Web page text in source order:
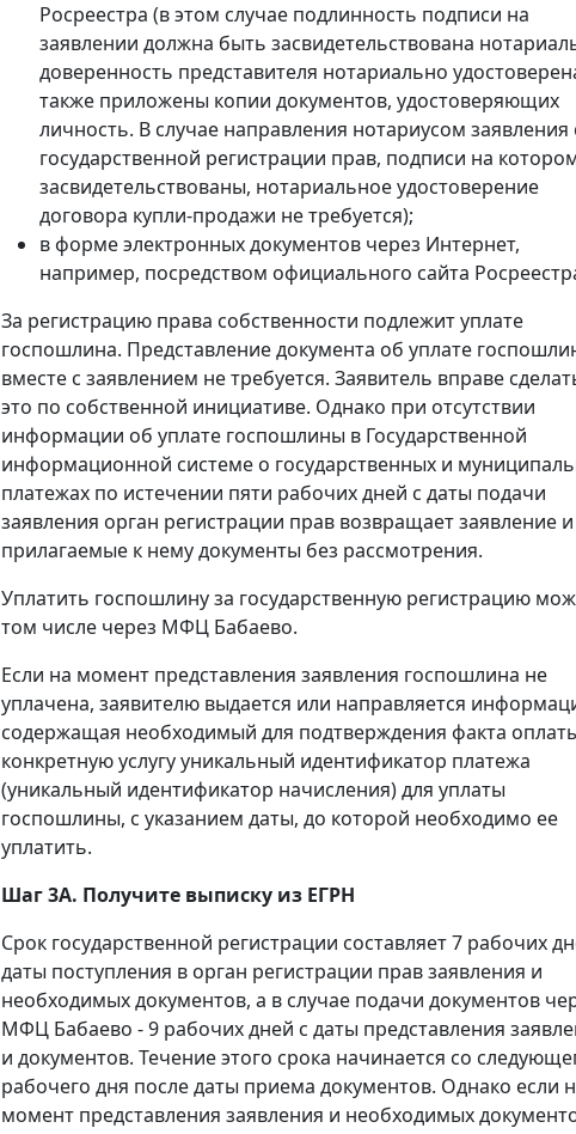
Росреестра (в этом случае подлинность подписи на
заявлении должна быть засвидетельствована
доверенность представителя нотариально
также приложены копии документов, удостоверяющих
личность. В случае направления нотариусом заявления
государственной регистрации прав, подписи на
засвидетельствованы, нотариальное удостоверение
договора купли-продажи не требуется);
в форме электронных документов через Интернет,
например, посредством официального сайта
За регистрацию права собственности подлежит уплате
госпошлина. Представление документа об уплате
вместе с заявлением не требуется. Заявитель вправе
это по собственной инициативе. Однако при отсутствии
информации об уплате госпошлины в Государственной
информационной системе о государственных и
платежах по истечении пяти рабочих дней с даты подачи
заявления орган регистрации прав возвращает заявление и
прилагаемые к нему документы без рассмотрения.
Уплатить госпошлину за государственную регистрацию
том числе через МФЦ Бабаево.
Если на момент представления заявления госпошлина не
уплачена, заявителю выдается или направляется
содержащая необходимый для подтверждения факта
конкретную услугу уникальный идентификатор платежа
(уникальный идентификатор начисления) для уплаты
госпошлины, с указанием даты, до которой необходимо ее
уплатить.
Шаг 3А. Получите выписку из ЕГРН
Срок государственной регистрации составляет 7 рабочих
даты поступления в орган регистрации прав заявления и
необходимых документов, а в случае подачи документов
МФЦ Бабаево - 9 рабочих дней с даты представления
и документов. Течение этого срока начинается со
рабочего дня после даты приема документов. Однако если
момент представления заявления и необходимых